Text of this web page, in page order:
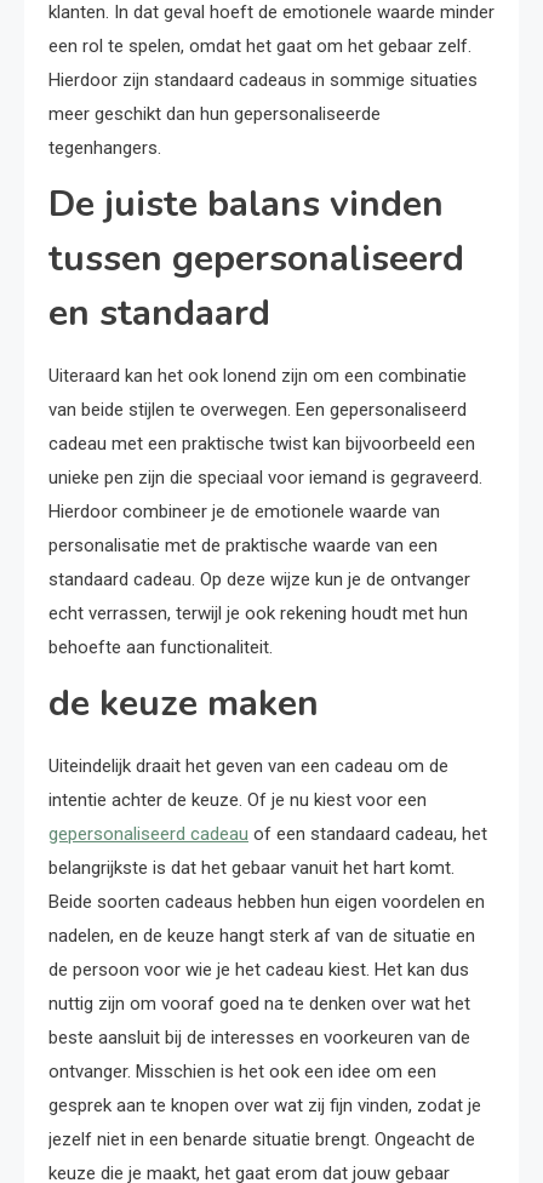
klanten. In dat geval hoeft de emotionele waarde minder
een rol te spelen, omdat het gaat om het gebaar zelf.
Hierdoor zijn standaard cadeaus in sommige situaties
meer geschikt dan hun gepersonaliseerde
tegenhangers.
De juiste balans vinden
tussen gepersonaliseerd
en standaard
Uiteraard kan het ook lonend zijn om een combinatie
van beide stijlen te overwegen. Een gepersonaliseerd
cadeau met een praktische twist kan bijvoorbeeld een
unieke pen zijn die speciaal voor iemand is gegraveerd.
Hierdoor combineer je de emotionele waarde van
personalisatie met de praktische waarde van een
standaard cadeau. Op deze wijze kun je de ontvanger
echt verrassen, terwijl je ook rekening houdt met hun
behoefte aan functionaliteit.
de keuze maken
Uiteindelijk draait het geven van een cadeau om de
intentie achter de keuze. Of je nu kiest voor een
gepersonaliseerd cadeau of een standaard cadeau, het
belangrijkste is dat het gebaar vanuit het hart komt.
Beide soorten cadeaus hebben hun eigen voordelen en
nadelen, en de keuze hangt sterk af van de situatie en
de persoon voor wie je het cadeau kiest. Het kan dus
nuttig zijn om vooraf goed na te denken over wat het
beste aansluit bij de interesses en voorkeuren van de
ontvanger. Misschien is het ook een idee om een
gesprek aan te knopen over wat zij fijn vinden, zodat je
jezelf niet in een benarde situatie brengt. Ongeacht de
keuze die je maakt, het gaat erom dat jouw gebaar